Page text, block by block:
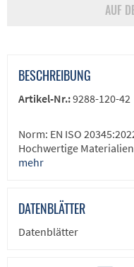
AUF
BESCHREIBUNG
Artikel-Nr.:9288-120-42
Norm: EN ISO
Hochwertige
mehr
DATENBLÄTTER
Datenblätter